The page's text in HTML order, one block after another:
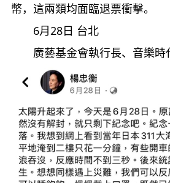
幣，這兩類均面臨退票衝擊。
6月28日 台北
廣藝基金會執行長、音樂時